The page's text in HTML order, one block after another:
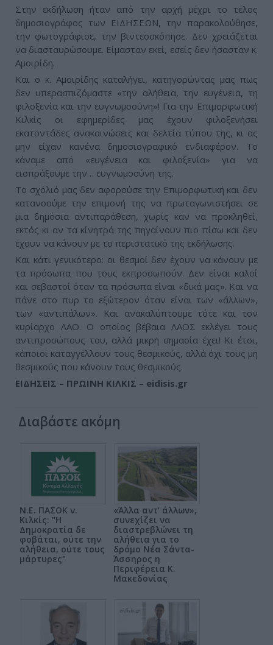
Στην εκδήλωση ήταν από την αρχή μέχρι το τέλος
δημοσιογράφος των ΕΙΔΗΣΕΩΝ, την παρακολούθησε,
την φωτογράφισε, την βιντεοσκόπησε. Δεν χρειάζεται
να διασταυρώσουμε. Είμασταν εκεί, εσείς δεν ήσασταν κ.
Αμοιρίδη.
Και ο κ. Αμοιρίδης καταλήγει, κατηγορώντας μας πως
δεν υπερασπιζόμαστε «την αλήθεια, την ευγένεια, τη
φιλοξενία και την ευγνωμοσύνη»! Για την Επιμορφωτική
Κιλκίς οι εφημερίδες μας έχουν φιλοξενήσει
εκατοντάδες ανακοινώσεις και δελτία τύπου της, κι ας
μην είχαν κανένα δημοσιογραφικό ενδιαφέρον. Το
κάναμε από «ευγένεια και φιλοξενία» για να
εισπράξουμε την… ευγνωμοσύνη της.
Το σχόλιό μας δεν αφορούσε την Επιμορφωτική και δεν
κατανοούμε την επιμονή της να πρωταγωνιστήσει σε
μια δημόσια αντιπαράθεση, χωρίς καν να προκληθεί,
εκτός κι αν τα κίνητρά της πηγαίνουν πιο πίσω και δεν
έχουν να κάνουν με το περιστατικό της εκδήλωσης.
Και κάτι γενικότερο: οι θεσμοί δεν έχουν να κάνουν με
τα πρόσωπα που τους εκπροσωπούν. Δεν είναι καλοί
και σεβαστοί όταν τα πρόσωπα είναι «δικά μας». Και να
πάνε στο πυρ το εξώτερον όταν είναι των «άλλων»,
των «αντιπάλων». Και ανακαλύπτουμε τότε και τον
κυρίαρχο ΛΑΟ. Ο οποίος βέβαια ΛΑΟΣ εκλέγει τους
αντιπροσώπους του, αλλά μικρή σημασία έχει! Κι έτσι,
κάποιοι καταγγέλλουν τους θεσμικούς, αλλά όχι τους μη
θεσμικούς που κάνουν τους θεσμικούς.
ΕΙΔΗΣΕΙΣ – ΠΡΩΙΝΗ ΚΙΛΚΙΣ – eidisis.gr
Διαβάστε ακόμη
Ν.Ε. ΠΑΣΟΚ ν.
Κιλκίς: "Η
Δημοκρατία δε
φοβάται, ούτε την
αλήθεια, ούτε τους
μάρτυρες"
«Άλλα αντ’ άλλων»,
συνεχίζει να
διαστρεβλώνει τη
αλήθεια για το
δρόμο Νέα Σάντα-
Άσσηρος η
Περιφέρεια Κ.
Μακεδονίας